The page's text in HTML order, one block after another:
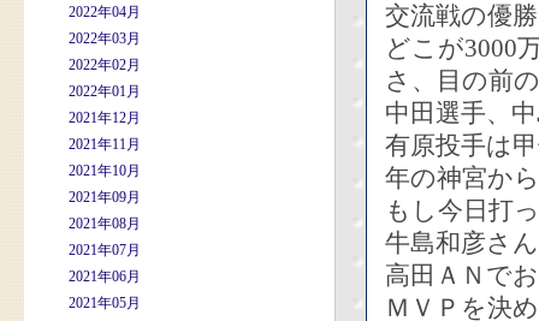
2022年04月
2022年03月
2022年02月
2022年01月
2021年12月
2021年11月
2021年10月
2021年09月
2021年08月
2021年07月
2021年06月
2021年05月
交流戦の優
どこが3000
さ、目の前
中田選手、
有原投手は
年の神宮か
もし今日打
牛島和彦さ
高田ＡＮで
ＭＶＰを決